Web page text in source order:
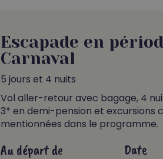
Escapade en
Carnaval
5 jours et 4 nuits
Vol aller-retour avec bagage, 4
3* en demi-pension et excursions
mentionnées dans le programme.
Au départ de Date